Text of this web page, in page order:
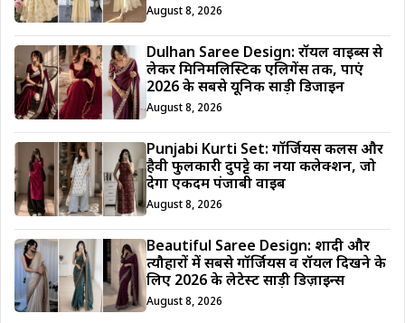
August 8, 2026
Dulhan Saree Design: रॉयल वाइब्स से
लेकर मिनिमलिस्टिक एलिगेंस तक, पाएं
2026 के सबसे यूनिक साड़ी डिजाईन
August 8, 2026
Punjabi Kurti Set: गॉर्जियस कलर्स और
हैवी फुलकारी दुपट्टे का नया कलेक्शन, जो
देगा एकदम पंजाबी वाइब
August 8, 2026
Beautiful Saree Design: शादी और
त्यौहारों में सबसे गॉर्जियस व रॉयल दिखने के
लिए 2026 के लेटेस्ट साड़ी डिज़ाइन्स
August 8, 2026